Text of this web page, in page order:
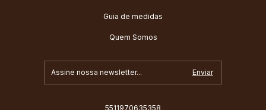
Guia de medidas
Quem Somos
5511970635358